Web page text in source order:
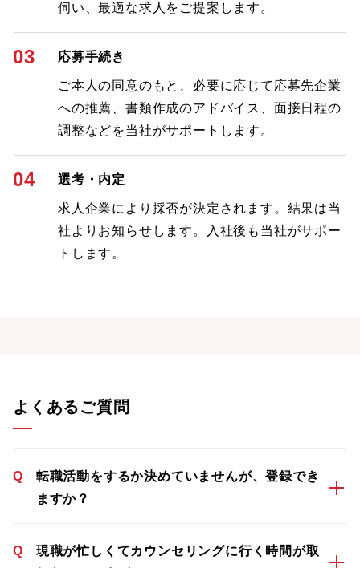
伺い、最適な求人をご提案します。
03 応募手続き
ご本人の同意のもと、必要に応じて応募先企業
への推薦、書類作成のアドバイス、面接日程の
調整などを当社がサポートします。
04 選考・内定
求人企業により採否が決定されます。結果は当
社よりお知らせします。入社後も当社がサポー
トします。
よくあるご質問
Q
転職活動をするか決めていませんが、登録でき
ますか？
Q
現職が忙しくてカウンセリングに行く時間が取